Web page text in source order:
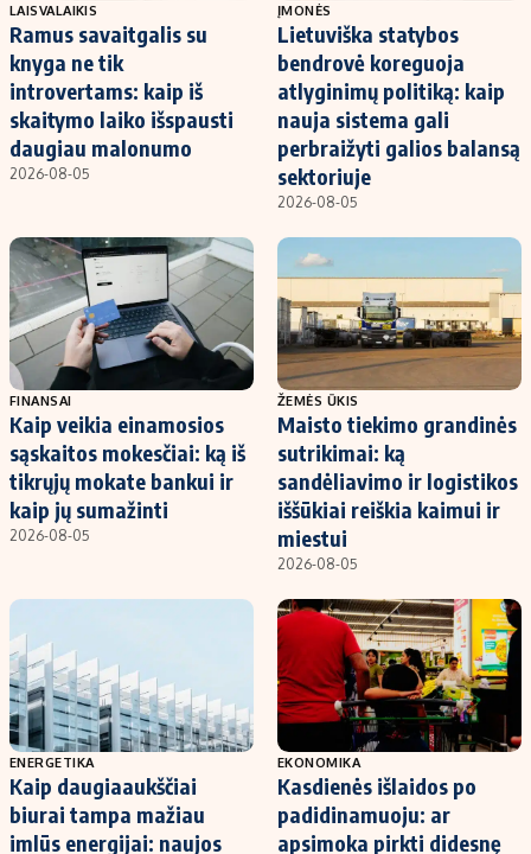
LAISVALAIKIS
Ramus savaitgalis su
knyga ne tik
introvertams: kaip iš
skaitymo laiko išspausti
daugiau malonumo
2026-08-05
ĮMONĖS
Lietuviška statybos
bendrovė koreguoja
atlyginimų politiką: kaip
nauja sistema gali
perbraižyti galios balansą
sektoriuje
2026-08-05
FINANSAI
Kaip veikia einamosios
sąskaitos mokesčiai: ką iš
tikrųjų mokate bankui ir
kaip jų sumažinti
2026-08-05
ŽEMĖS ŪKIS
Maisto tiekimo grandinės
sutrikimai: ką
sandėliavimo ir logistikos
iššūkiai reiškia kaimui ir
miestui
2026-08-05
ENERGETIKA
Kaip daugiaaukščiai
biurai tampa mažiau
imlūs energijai: naujos
EKONOMIKA
Kasdienės išlaidos po
padidinamuoju: ar
apsimoka pirkti didesnę